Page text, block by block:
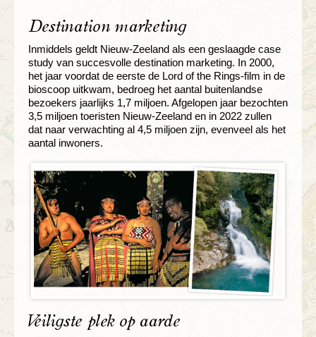
Destination marketing
Inmiddels geldt Nieuw-Zeeland als een geslaagde case
study van succesvolle destination marketing. In 2000,
het jaar voordat de eerste de Lord of the Rings-film in de
bioscoop uitkwam, bedroeg het aantal buitenlandse
bezoekers jaarlijks 1,7 miljoen. Afgelopen jaar bezochten
3,5 miljoen toeristen Nieuw-Zeeland en in 2022 zullen
dat naar verwachting al 4,5 miljoen zijn, evenveel als het
aantal inwoners.
Veiligste plek op aarde